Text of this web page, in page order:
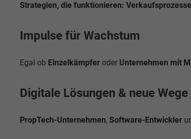
Strategien, die funktionieren: Verkaufsprozesse
Impulse für Wachstum
Egal ob Einzelkämpfer oder Unternehmen mit
Digitale Lösungen & neue Wege
PropTech-Unternehmen, Software-Entwickler